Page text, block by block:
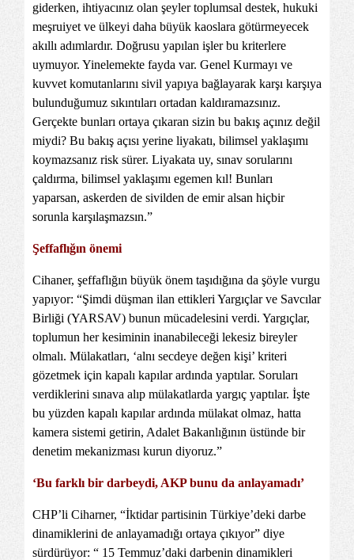
giderken, ihtiyacınız olan şeyler toplumsal destek, hukuki
meşruiyet ve ülkeyi daha büyük kaoslara götürmeyecek
akıllı adımlardır. Doğrusu yapılan işler bu kriterlere
uymuyor. Yinelemekte fayda var. Genel Kurmayı ve
kuvvet komutanlarını sivil yapıya bağlayarak karşı karşıya
bulunduğumuz sıkıntıları ortadan kaldıramazsınız.
Gerçekte bunları ortaya çıkaran sizin bu bakış açınız değil
miydi? Bu bakış açısı yerine liyakatı, bilimsel yaklaşımı
koymazsanız risk sürer. Liyakata uy, sınav sorularını
çaldırma, bilimsel yaklaşımı egemen kıl! Bunları
yaparsan, askerden de sivilden de emir alsan hiçbir
sorunla karşılaşmazsın.”
Şeffaflığın önemi
Cihaner, şeffaflığın büyük önem taşıdığına da şöyle vurgu
yapıyor: “Şimdi düşman ilan ettikleri Yargıçlar ve Savcılar
Birliği (YARSAV) bunun mücadelesini verdi. Yargıçlar,
toplumun her kesiminin inanabileceği lekesiz bireyler
olmalı. Mülakatları, ‘alnı secdeye değen kişi’ kriteri
gözetmek için kapalı kapılar ardında yaptılar. Soruları
verdiklerini sınava alıp mülakatlarda yargıç yaptılar. İşte
bu yüzden kapalı kapılar ardında mülakat olmaz, hatta
kamera sistemi getirin, Adalet Bakanlığının üstünde bir
denetim mekanizması kurun diyoruz.”
‘Bu farklı bir darbeydi, AKP bunu da anlayamadı’
CHP’li Ciharner, “İktidar partisinin Türkiye’deki darbe
dinamiklerini de anlayamadığı ortaya çıkıyor” diye
sürdürüyor: “ 15 Temmuz’daki darbenin dinamikleri